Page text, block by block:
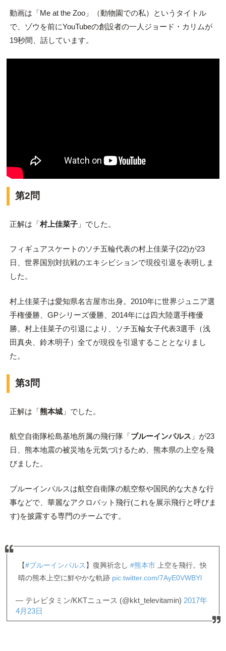
動画は「Me at the Zoo」（動物園での私）というタイトル
で、ゾウを前にYouTubeの創設者の一人ジョード・カリムが
19秒間、話しています。
第2問
正解は「村上佳菜子」でした。
フィギュアスケートのソチ五輪代表の村上佳菜子(22)が23
日、世界国別対抗戦のエキシビションで現役引退を表明しま
した。
村上佳菜子は愛知県名古屋市出身。2010年に世界ジュニア選
手権優勝、GPシリーズ優勝、2014年には四大陸選手権優
勝。村上佳菜子の引退により、ソチ五輪女子代表3選手（浅
田真央、鈴木明子）全てが現役を引退することとなりまし
た。
第3問
正解は「熊本城」でした。
航空自衛隊松島基地所属の飛行隊「ブルーインパルス 」が23
日、熊本地震の被災地を元気づけるため、熊本県の上空を飛
びました。
ブルーインパルスは航空自衛隊の航空祭や国民的な大きな行
事などで、華麗なアクロバット飛行(これを展示飛行と呼びま
す)を披露する専門のチームです。
【#ブルーインパルス 】復興祈念し#熊本市 上空を飛行。快
晴の熊本上空に鮮やかな軌跡 pic.twitter.com/7AyE0VWBYl
— テレビタミン/KKTニュース (@kkt_televitamin) 2017年
4月23日